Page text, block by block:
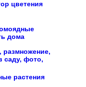
цветения
дома
растения